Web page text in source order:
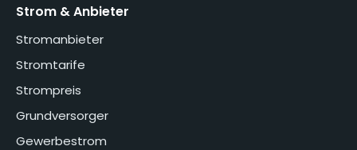
Strom & Anbieter
Stromanbieter
Stromtarife
Strompreis
Grundversorger
Gewerbestrom